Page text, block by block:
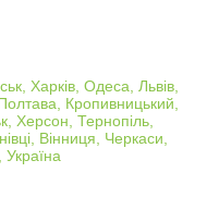
Харків, Одеса, Львів,
Кропивницький,
Херсон, Тернопіль,
Вінниця, Черкаси,
Україна